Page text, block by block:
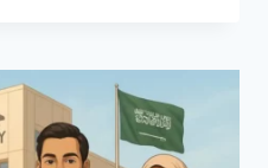
المنح
المقدمة
للطلاب
الدوليين